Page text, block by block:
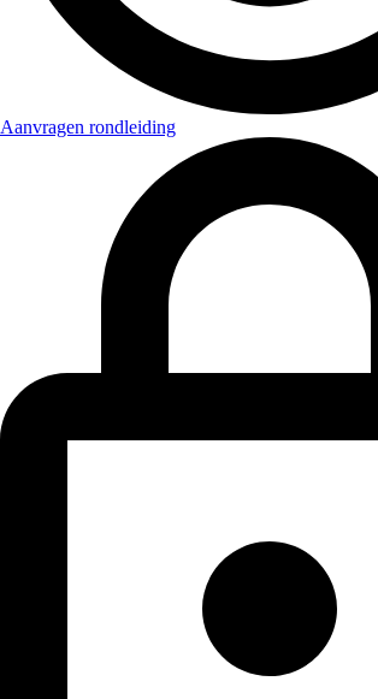
Aanvragen rondleiding